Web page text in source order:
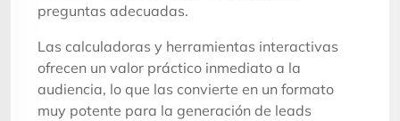
preguntas adecuadas.
Las calculadoras y herramientas interactivas
ofrecen un valor práctico inmediato a la
audiencia, lo que las convierte en un formato
muy potente para la generación de leads